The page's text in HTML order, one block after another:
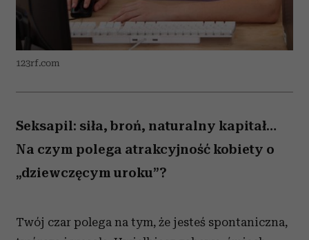
123rf.com
Seksapil: siła, broń, naturalny kapitał…
Na czym polega atrakcyjność kobiety o
„dziewczęcym uroku”?
Twój czar polega na tym, że jesteś spontaniczna,